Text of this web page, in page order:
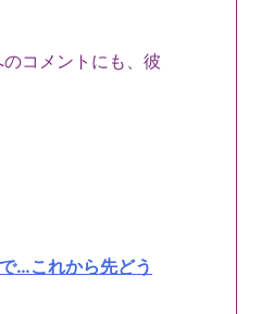
コメントにも、彼
…これから先どう